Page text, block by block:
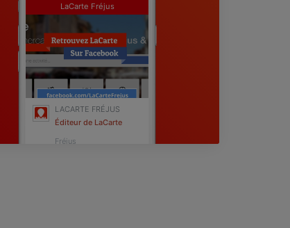
LaCarte Fréjus
LACARTE FRÉJUS
Éditeur de LaCarte
Fréjus